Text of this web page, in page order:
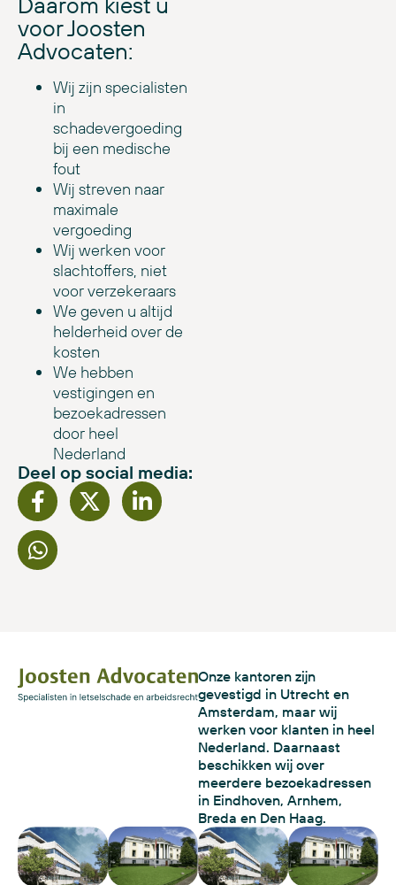
voor Joosten
Advocaten:
Wij zijn specialisten
in
schadevergoeding
bij een medische
fout
Wij streven naar
maximale
vergoeding
Wij werken voor
slachtoffers, niet
voor verzekeraars
We geven u altijd
helderheid over de
kosten
We hebben
vestigingen en
bezoekadressen
door heel
Nederland
Deel op social media:
Onze kantoren zijn
gevestigd in Utrecht en
Amsterdam, maar wij
werken voor klanten in heel
Nederland. Daarnaast
beschikken wij over
meerdere bezoekadressen
in Eindhoven, Arnhem,
Breda en Den Haag.